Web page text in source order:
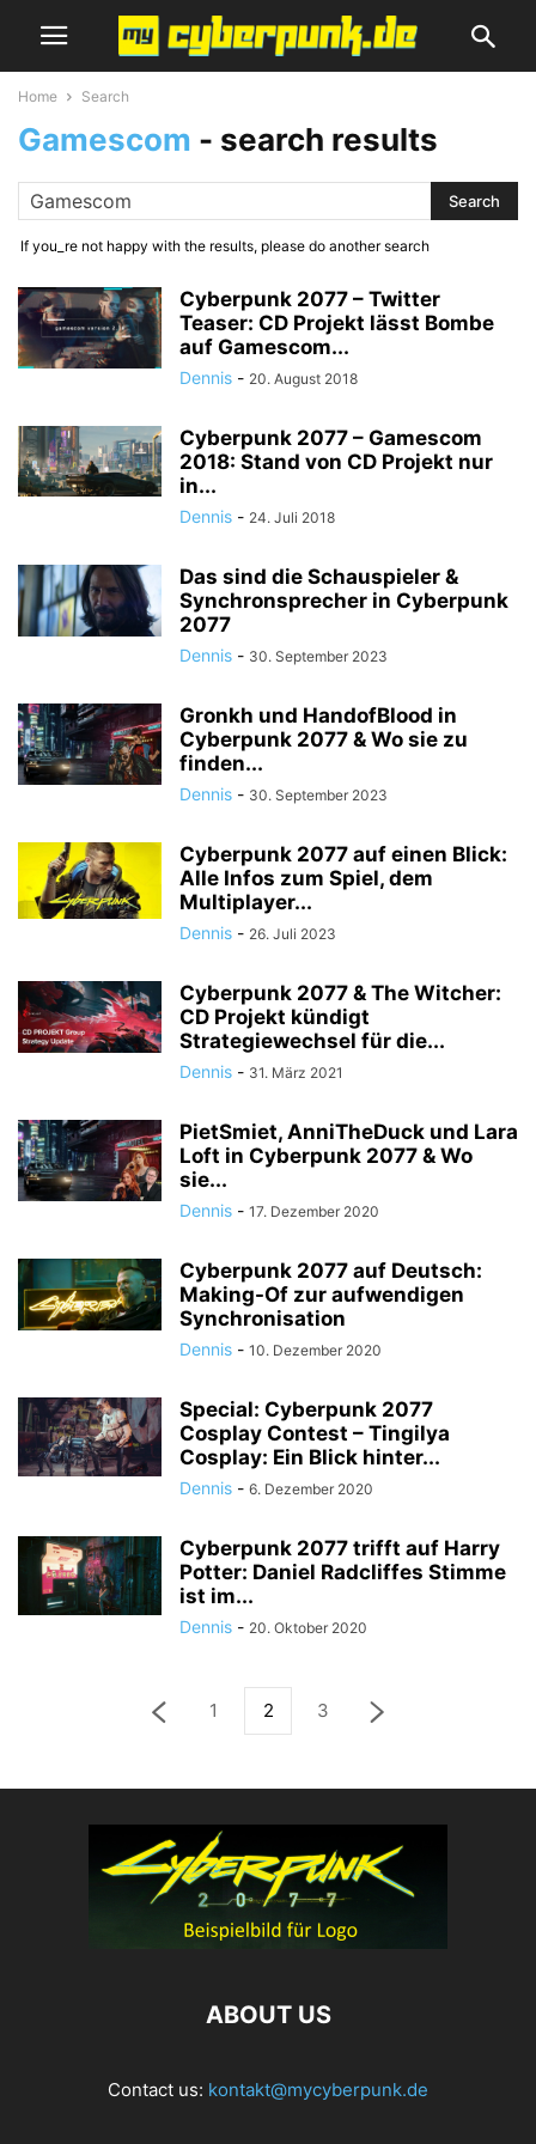
Home Search
Gamescom - search results
If you_re not happy with the results, please do another search
Cyberpunk 2077 – Twitter
Teaser: CD Projekt lässt Bombe
auf Gamescom...
Dennis - 20. August 2018
Cyberpunk 2077 – Gamescom
2018: Stand von CD Projekt nur
in...
Dennis - 24. Juli 2018
Das sind die Schauspieler &
Synchronsprecher in Cyberpunk
2077
Dennis - 30. September 2023
Gronkh und HandofBlood in
Cyberpunk 2077 & Wo sie zu
finden...
Dennis - 30. September 2023
Cyberpunk 2077 auf einen Blick:
Alle Infos zum Spiel, dem
Multiplayer...
Dennis - 26. Juli 2023
Cyberpunk 2077 & The Witcher:
CD Projekt kündigt
Strategiewechsel für die...
Dennis - 31. März 2021
PietSmiet, AnniTheDuck und Lara
Loft in Cyberpunk 2077 & Wo
sie...
Dennis - 17. Dezember 2020
Cyberpunk 2077 auf Deutsch:
Making-Of zur aufwendigen
Synchronisation
Dennis - 10. Dezember 2020
Special: Cyberpunk 2077
Cosplay Contest – Tingilya
Cosplay: Ein Blick hinter...
Dennis - 6. Dezember 2020
Cyberpunk 2077 trifft auf Harry
Potter: Daniel Radcliffes Stimme
ist im...
Dennis - 20. Oktober 2020
1 2 3
ABOUT US
Contact us: kontakt@mycyberpunk.de